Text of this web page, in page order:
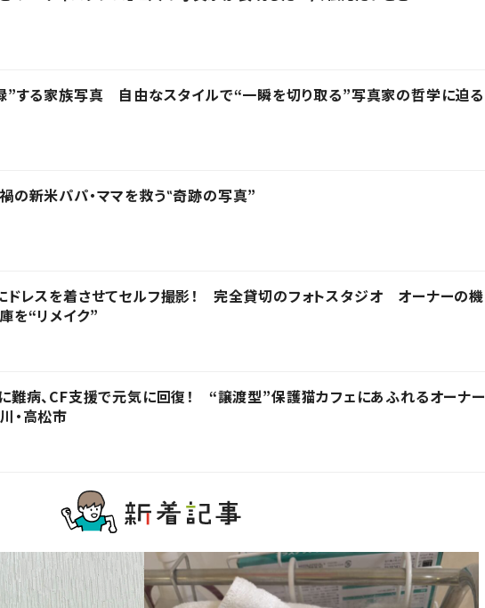
”する家族写真 自由なスタイルで“一瞬を切り取る”写真家の哲学に迫る
の新米パパ・ママを救う‟奇跡の写真”
ドレスを着させてセルフ撮影！ 完全貸切のフォトスタジオ オーナーの機
を“リメイク”
難病、CF支援で元気に回復！ “譲渡型”保護猫カフェにあふれるオーナー
・高松市